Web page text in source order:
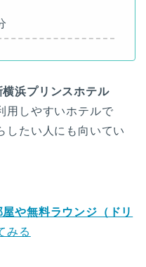
横浜プリンスホテル
用しやすいホテルで
したい人にも向いてい
屋や無料ラウンジ（ドリ
みる